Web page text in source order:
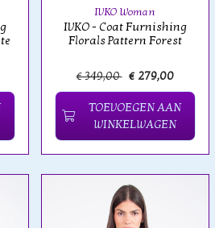
IVKO Woman
IVKO - Coat Furnishing
Florals Pattern Forest
€ 349,00 € 279,00
TOEVOEGEN AAN
WINKELWAGEN